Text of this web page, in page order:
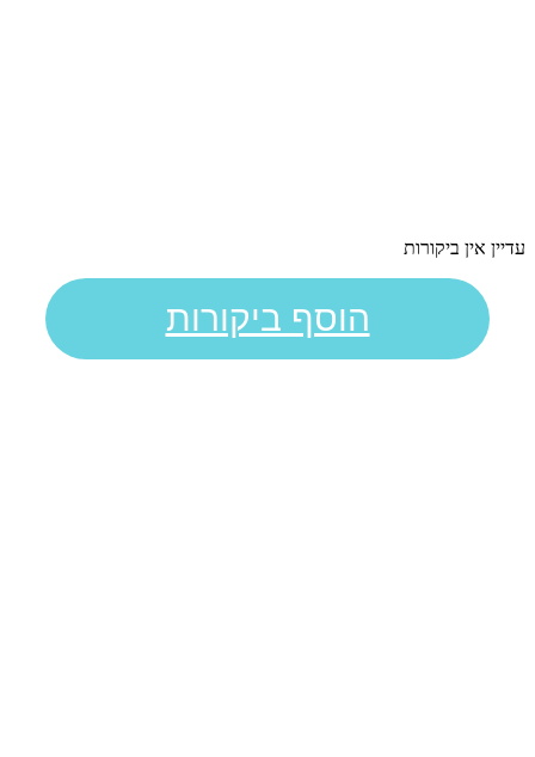
עדיין אין ביקורות
הוסף ביקורות